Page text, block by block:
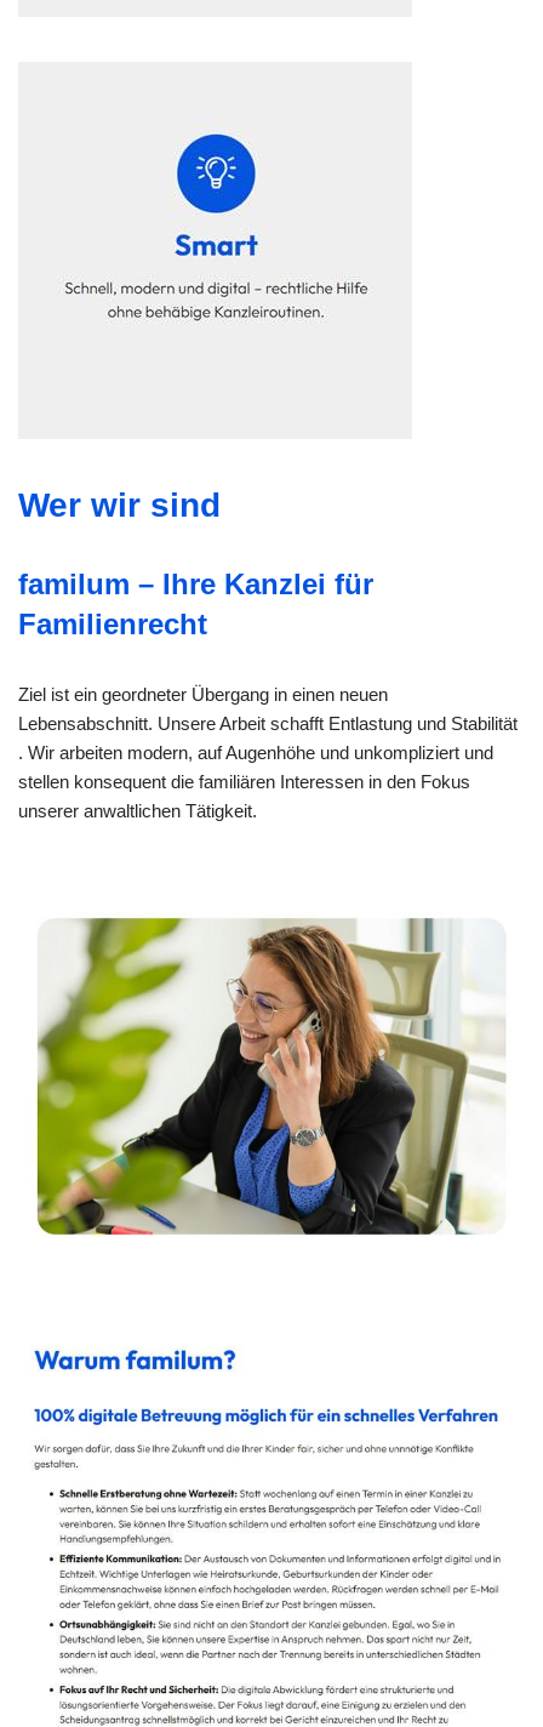
Wer wir sind
familum – Ihre Kanzlei für
Familienrecht
Ziel ist ein geordneter Übergang in einen neuen
Lebensabschnitt. Unsere Arbeit schafft Entlastung und Stabilität
. Wir arbeiten modern, auf Augenhöhe und unkompliziert und
stellen konsequent die familiären Interessen in den Fokus
unserer anwaltlichen Tätigkeit.